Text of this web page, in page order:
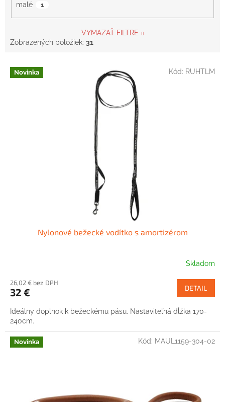
malé 1
VYMAZAŤ FILTRE
Zobrazených položiek: 31
V Novinka
Nylonové bežecké vodítko s amortizérom
Skladom
26,02 € bez DPH
32 € DETAIL
Ideálny doplnok k bežeckému pásu. Nastaviteľná dĺžka 170-
240cm.
Kód: RUHTLM
Novinka Kód: MAUL1159-304-02